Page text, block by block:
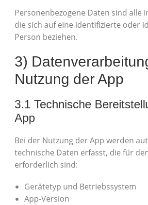
Personenbezogene Daten sind alle
die sich auf eine identifizierte oder
Person beziehen.
3)
Nutzung der App
3.1 Technische
App
Bei der Nutzung der App werden
technische Daten erfasst, die für
erforderlich sind:
Gerätetyp und Betriebssystem
App-Version